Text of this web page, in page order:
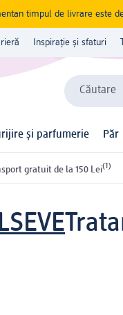
timpul de livrare este
Inspirație și sfaturi
Căutare
și parfumerie Păr
gratuit de la 150 Lei(1)